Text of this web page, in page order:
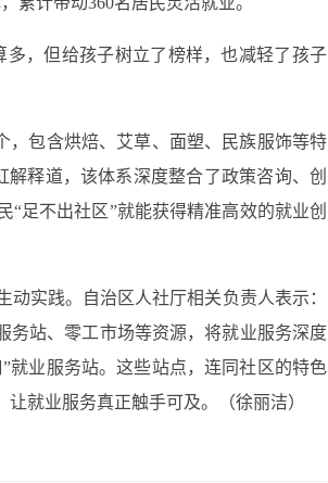
，但给孩子树立了榜样，也减轻了孩子
，包含烘焙、艾草、面塑、民族服饰等特
解释道，该体系深度整合了政策咨询、创
足不出社区”就能获得精准高效的就业创
实践。自治区人社厅相关负责人表示：
务站、零工市场等资源，将就业服务深度
就业服务站。这些站点，连同社区的特色
就业服务真正触手可及。
（徐丽洁）